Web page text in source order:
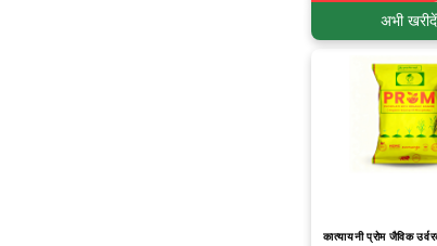
अभी खरीदें
कात्यायनी प्रोम जैविक